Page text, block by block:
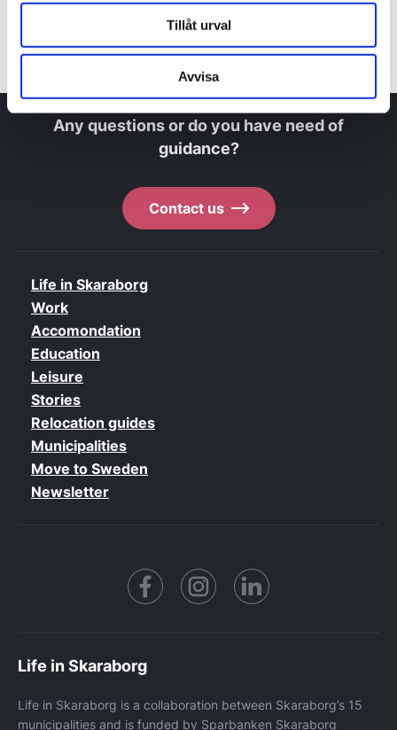
Tillåt urval
Avvisa
Contact us
Any questions or do you have need of
guidance?
Contact us
Life in Skaraborg
Work
Accomondation
Education
Leisure
Stories
Relocation guides
Municipalities
Move to Sweden
Newsletter
Facebook https://
Life in Skaraborg
Life in Skaraborg is a collaboration between Skaraborg’s 15
municipalities and is funded by Sparbanken Skaraborg